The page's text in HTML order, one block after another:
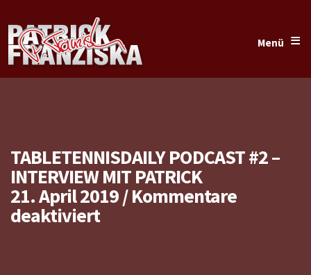
Menü ≡
TABLETENNISDAILY PODCAST #2 –
INTERVIEW MIT PATRICK
21. April 2019/Kommentare
deaktiviertfür